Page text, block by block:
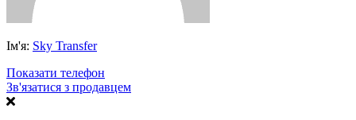
Ім'я: Sky Transfer
Показати телефон
Зв'язатися з продавцем